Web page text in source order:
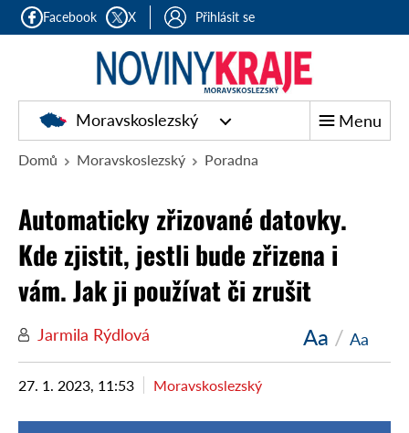
Facebook X Přihlásit se
Moravskoslezský Menu
Domů Moravskoslezský Poradna
Automaticky zřizované datovky.
Kde zjistit, jestli bude zřizena i
vám. Jak ji používat či zrušit
Jarmila Rýdlová Aa / Aa
27. 1. 2023, 11:53 Moravskoslezský